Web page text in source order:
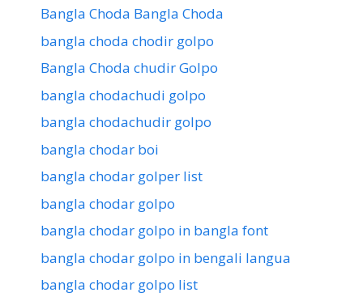
Bangla Choda Bangla Choda
bangla choda chodir golpo
Bangla Choda chudir Golpo
bangla chodachudi golpo
bangla chodachudir golpo
bangla chodar boi
bangla chodar golper list
bangla chodar golpo
bangla chodar golpo in bangla font
bangla chodar golpo in bengali langua
bangla chodar golpo list